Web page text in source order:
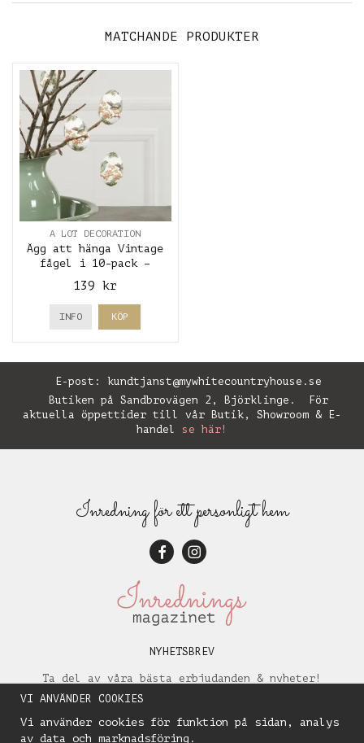
MATCHANDE PRODUKTER
A LOT DECORATION
Ägg att hänga Vintage
fågel i 10-pack –
Påskrisdekoration – A
Lot Decoration
139 kr
INFO KÖP
E-post: kundtjanst@mywhitecountryhouse.se
Butiken på Sandbrovägen 2, Björklinge. För
aktuella öppettider till vår Butik, Showroom & E-
handel se här!
Inredning för ett personligt hem
NYHETSBREV
Ta del av våra bästa erbjudanden & nyheter!
VI ANVÄNDER COOKIES
Vi använder cookies för funktion på sidan, analys
av data och marknadsföring.